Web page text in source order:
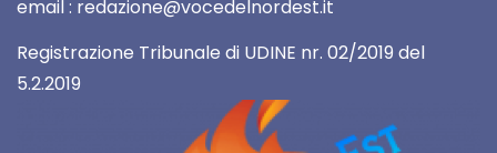
email : redazione@vocedelnordest.it
Registrazione Tribunale di UDINE nr. 02/2019 del
5.2.2019